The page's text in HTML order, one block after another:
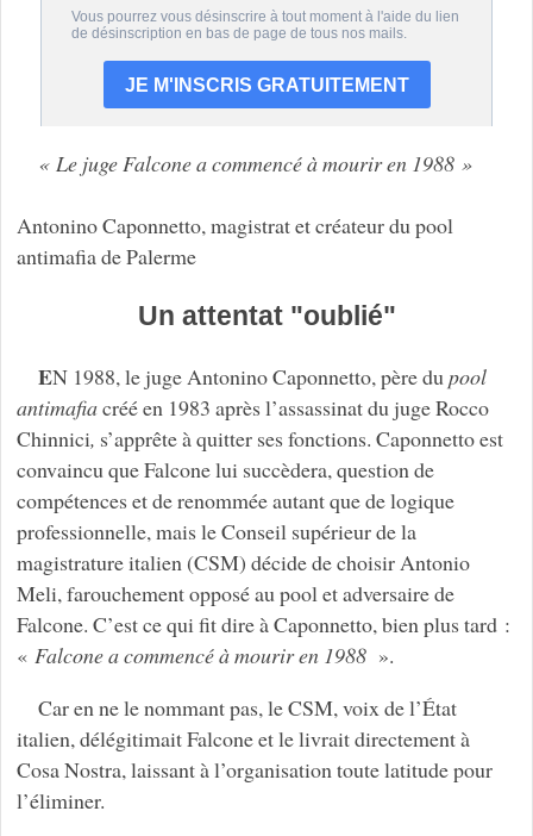
« Le juge Falcone a commencé à mourir en 1988 »
Antonino Caponnetto, magistrat et créateur du pool
antimafia de Palerme
Un attentat "oublié"
EN 1988, le juge Antonino Caponnetto, père du pool
antimafiacréé en 1983 après l’assassinat du juge Rocco
Chinnici, s’apprête à quitter ses fonctions. Caponnetto est
convaincu que Falcone lui succèdera, question de
compétences et de renommée autant que de logique
professionnelle, mais le Conseil supérieur de la
magistrature italien (CSM) décide de choisir Antonio
Meli, farouchement opposé au pool et adversaire de
Falcone. C’est ce qui fit dire à Caponnetto, bien plus tard :
« Falcone a commencé à mourir en 1988 ».
Car en ne le nommant pas, le CSM, voix de l’État
italien, délégitimait Falcone et le livrait directement à
Cosa Nostra, laissant à l’organisation toute latitude pour
l’éliminer.